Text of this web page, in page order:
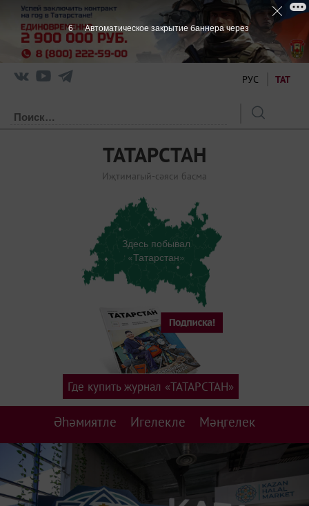
РУС ТАТ
ТАТАРСТАН
Иҗтимагый-сәяси басма
Здесь побывал
«Татарстан»
Әһәмиятле Игелекле Мәңгелек
Где купить журнал «ТАТАРСТАН»
5 Автоматическое закрытие баннера через